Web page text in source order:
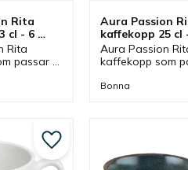
Rita
cl - 6
Rita
passar
vid
Aura Passion
kaffekopp 25 cl
st/fp
Aura Passion
kaffekopp som
men även
Bonna
Lägg till i favoriter